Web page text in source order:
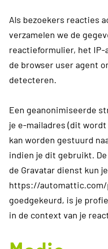
Als bezoekers reacties
verzamelen we de
reactieformulier, het IP-
de browser user agent
detecteren.
Een geanonimiseerde
je e-mailadres (dit
kan worden gestuurd
indien je dit gebruikt.
de Gravatar dienst kun
https://automattic.com/
goedgekeurd, is je
in de context van je